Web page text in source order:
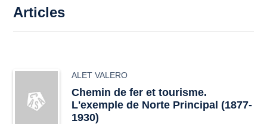
Articles
ALET VALERO
Chemin de fer et tourisme.
L'exemple de Norte Principal (1877-
1930)